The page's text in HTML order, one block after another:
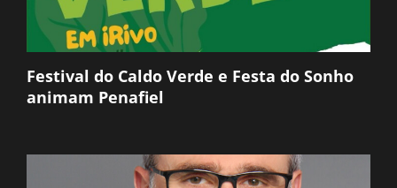
Festival do Caldo Verde e Festa do Sonho
animam Penafiel